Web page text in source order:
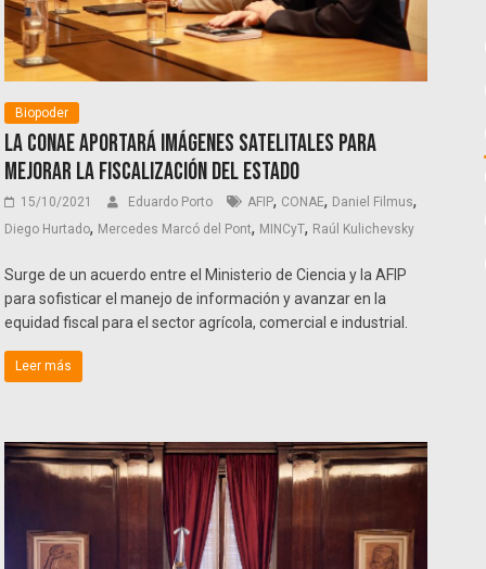
Biopoder
La CONAE aportará imágenes satelitales para
mejorar la fiscalización del Estado
15/10/2021 Eduardo Porto AFIP, CONAE, Daniel Filmus,
Diego Hurtado, Mercedes Marcó del Pont, MINCyT, Raúl Kulichevsky
Surge de un acuerdo entre el Ministerio de Ciencia y la AFIP
para sofisticar el manejo de información y avanzar en la
equidad fiscal para el sector agrícola, comercial e industrial.
Leer más